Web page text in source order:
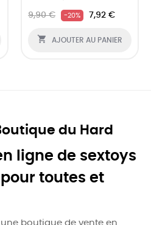
9,90 € -20% 7,92 €
 AJOUTER AU PANIER
du Hard
ligne de sextoys
toutes et
boutique de vente en